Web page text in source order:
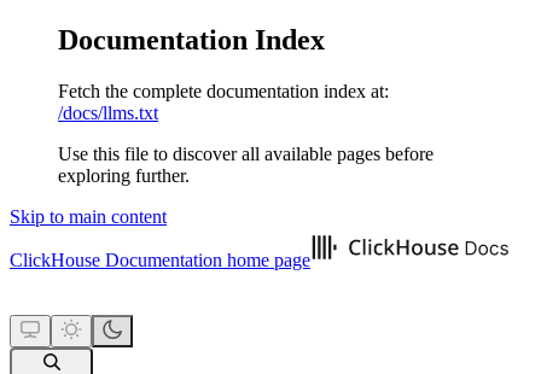
Documentation Index
Fetch the complete documentation index at:
/docs/llms.txt
Use this file to discover all available pages before
exploring further.
Skip to main content
ClickHouse Documentation home page